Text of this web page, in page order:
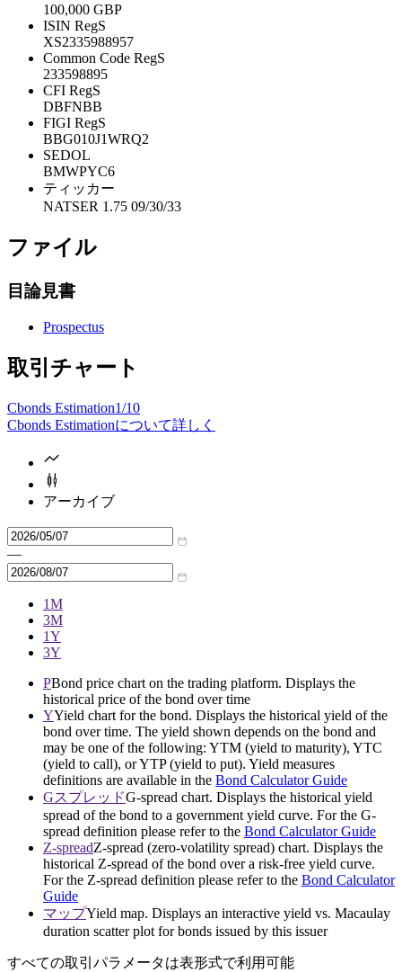
100,000 GBP
ISIN RegS
XS2335988957
Common Code RegS
233598895
CFI RegS
DBFNBB
FIGI RegS
BBG010J1WRQ2
SEDOL
BMWPYC6
ティッカー
NATSER 1.75 09/30/33
ファイル
目論見書
Prospectus
取引チャート
Cbonds Estimation1/10
Cbonds Estimationについて詳しく
アーカイブ
—
1M
3M
1Y
3Y
PBond price chart on the trading platform. Displays the
historical price of the bond over time
YYield chart for the bond. Displays the historical yield of the
bond over time. The yield shown depends on the bond and
may be one of the following: YTM (yield to maturity), YTC
(yield to call), or YTP (yield to put). Yield measures
definitions are available in the Bond Calculator Guide
GスプレッドG-spread chart. Displays the historical yield
spread of the bond to a government yield curve. For the G-
spread definition please refer to the Bond Calculator Guide
Z-spreadZ-spread (zero-volatility spread) chart. Displays the
historical Z-spread of the bond over a risk-free yield curve.
For the Z-spread definition please refer to the Bond Calculator
Guide
マップYield map. Displays an interactive yield vs. Macaulay
duration scatter plot for bonds issued by this issuer
すべての取引パラメータは表形式で利用可能